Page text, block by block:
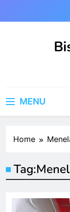
MENU
Home
Tag: